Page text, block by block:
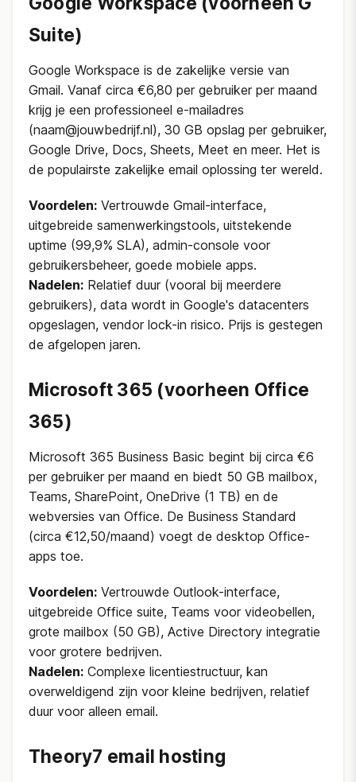
Suite)
Google Workspace is de zakelijke versie van
Gmail. Vanaf circa €6,80 per gebruiker per maand
krijg je een professioneel e-mailadres
(naam@jouwbedrijf.nl), 30 GB opslag per gebruiker,
Google Drive, Docs, Sheets, Meet en meer. Het is
de populairste zakelijke email oplossing ter wereld.
Voordelen: Vertrouwde Gmail-interface,
uitgebreide samenwerkingstools, uitstekende
uptime (99,9% SLA), admin-console voor
gebruikersbeheer, goede mobiele apps.
Nadelen: Relatief duur (vooral bij meerdere
gebruikers), data wordt in Google's datacenters
opgeslagen, vendor lock-in risico. Prijs is gestegen
de afgelopen jaren.
Microsoft 365 (voorheen Office
365)
Microsoft 365 Business Basic begint bij circa €6
per gebruiker per maand en biedt 50 GB mailbox,
Teams, SharePoint, OneDrive (1 TB) en de
webversies van Office. De Business Standard
(circa €12,50/maand) voegt de desktop Office-
apps toe.
Voordelen: Vertrouwde Outlook-interface,
uitgebreide Office suite, Teams voor videobellen,
grote mailbox (50 GB), Active Directory integratie
voor grotere bedrijven.
Nadelen: Complexe licentiestructuur, kan
overweldigend zijn voor kleine bedrijven, relatief
duur voor alleen email.
Theory7 email hosting